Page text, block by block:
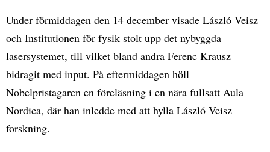
Under förmiddagen den 14 december visade László Veisz
och Institutionen för fysik stolt upp det nybyggda
lasersystemet, till vilket bland andra Ferenc Krausz
bidragit med input. På eftermiddagen höll
Nobelpristagaren en föreläsning i en nära fullsatt Aula
Nordica, där han inledde med att hylla László Veisz
forskning.